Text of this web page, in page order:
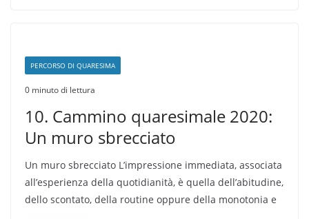
PERCORSO DI QUARESIMA
0 minuto di lettura
10. Cammino quaresimale 2020:
Un muro sbrecciato
Un muro sbrecciato L’impressione immediata, associata
all’esperien­za della quotidianità, è quella dell’abitudine,
dello scontato, della routine oppure della monotonia e